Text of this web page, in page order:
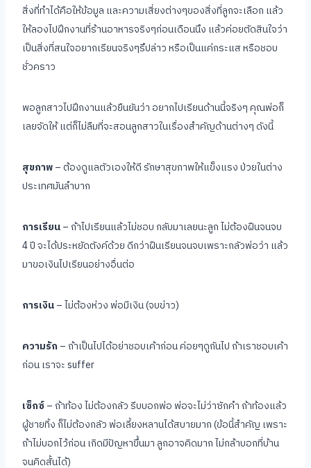
สิ่งที่ทำได้คือให้ข้อมูล และความเสี่ยงต่างๆของสิ่งที่ลูกจะเลือก แล้ว
ให้ลองไปฝึกงานที่ร้านอาหารจริงๆก่อนเดือนนึง แล้วค่อยตัดสินใจว่า
เป็นสิ่งที่สนใจอยากเรียนจริงๆรึปล่าว หรือเป็นแค่กระแส หรือชอบ
ชั่วคราว
พอลูกสาวไปฝึกงานแล้วยืนยันว่า อยากไปเรียนด้านนี้จริงๆ คุณพ่อก็
เลยจัดให้ แต่ก็ไม่ลืมที่จะสอนลูกสาวในเรื่องสำคัญด้านต่างๆ ดังนี้
สุขภาพ– ต้องดูแลตัวเองให้ดี รักษาสุขภาพให้แข็งแรง ป่วยในต่าง
ประเทศมันลำบาก
การเรียน– ถ้าไปเรียนแล้วไม่ชอบ กลับมาเลยนะลูก ไม่ต้องฝืนจนจบ
4 ปี จะได้ประหยัดตังค์ด้วย ดีกว่าฝืนเรียนจนจบเพราะกลัวพ่อว่า แล้ว
มาขอเงินไปเรียนอย่างอื่นต่อ
การเงิน– ไม่ต้องห่วง พ่อมีเงิน (จบข่าว)
ความรัก – ถ้าเป็นไปได้อย่าชอบเค้าก่อน ค่อยๆดูกันไป ถ้าเราชอบเค้า
ก่อน เราจะ suffer
เซ็กซ์– ถ้าท้อง ไม่ต้องกลัว รีบบอกพ่อ พ่อจะไม่ว่าซักคำ ถ้าท้องแล้ว
ผู้ชายทิ้ง ก็ไม่ต้องกลัว พ่อเลี้ยงหลานได้สบายมาก (ข้อนี้สำคัญ เพราะ
ถ้าไม่บอกไว้ก่อน เกิดมีปัญหาขึ้นมา ลูกอาจคิดมาก ไม่กล้าบอกที่บ้าน
จนคิดสั้นได้)